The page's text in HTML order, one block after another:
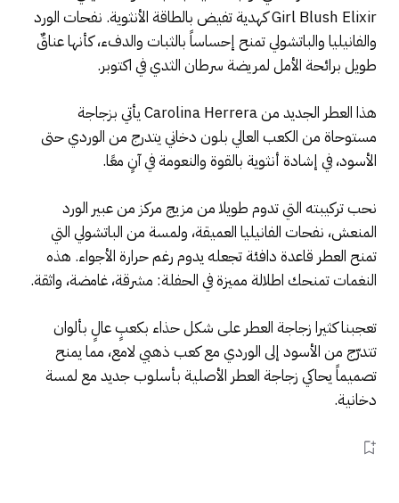
Girl Blush Elixir كهدية تفيض بالطاقة الأنثوية. نفحات الورد
والفانيليا والباتشولي تمنح إحساساً بالثبات والدفء، كأنها عناقٌ
طويل برائحة الأمل لمريضة سرطان الثدي في اكتوبر.
هذا العطر الجديد من Carolina Herrera يأتي بزجاجة
مستوحاة من الكعب العالي بلون دخاني يتدرج من الوردي حتى
الأسود، في إشادة أنثوية بالقوة والنعومة في آنٍ معًا.
نحب تركيبته التي تدوم طويلا من مزيج مركز من عبير الورد
المنعش، نفحات الفانيليا العميقة، ولمسة من الباتشولي التي
تمنح العطر قاعدة دافئة تجعله يدوم رغم حرارة الأجواء. هذه
النغمات تمنحك اطلالة مميزة في الحفلة: مشرقة، غامضة، واثقة.
تعجبنا كثيرا زجاجة العطر على شكل حذاء بكعبٍ عالٍ بألوان
تتدرّج من الأسود إلى الوردي مع كعب ذهبي لامع، مما يمنح
تصميماً يحاكي زجاجة العطر الأصلية بأسلوب جديد مع لمسة
دخانية.